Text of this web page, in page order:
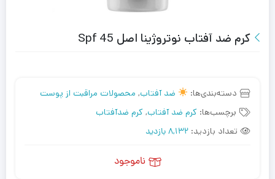
کرم ضد آفتاب نوتروژینا اصل Spf 45
دسته‌بندی‌ها: ضد آفتاب, محصولات مراقبت از پوست
برچسب‌ها: کرم ضد آفتاب, کرم ضدآفتاب
تعداد بازدید: 8,132 بازدید
ناموجود